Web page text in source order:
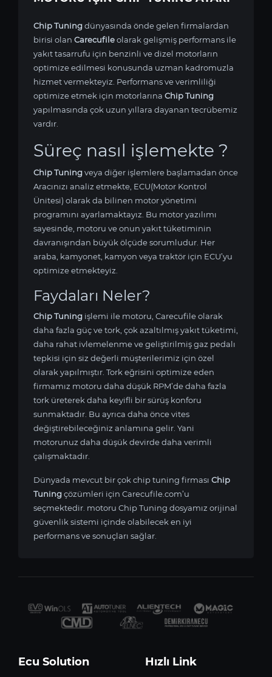
Chip Tuningdünyasında önde gelen firmalardan
birisi olan Carecufileolarak gelişmiş performans ile
yakıt tasarrufu için benzinli ve dizel motorların
optimize edilmesi konusunda uzman kadromuzla
hizmet vermekteyiz. Performans ve verimliliği
optimize etmek için motorlarına Chip Tuning
yapılmasında çok uzun yıllara dayanan tecrübemiz
vardır.
Süreç nasıl işlemekte ?
Chip Tuningveya diğer işlemlere başlamadan önce
Aracınızı analiz etmekte, ECU(Motor Kontrol
Ünitesi) olarak da bilinen motor yönetimi
programını ayarlamaktayız. Bu motor yazılımı
sayesinde, motoru ve onun yakıt tüketiminin
davranışından büyük ölçüde sorumludur. Her
araba, kamyonet, kamyon veya traktör için ECU’yu
optimize etmekteyiz.
Faydaları Neler?
Chip Tuning işlemi ile motoru, Carecufile olarak
daha fazla güç ve tork, çok azaltılmış yakıt tüketimi,
daha rahat ivlemelenme ve geliştirilmiş gaz pedalı
tepkisi için siz değerli müşterilerimiz için özel
olarak yapılmıştır. Tork eğrisini optimize eden
firmamız motoru daha düşük RPM’de daha fazla
tork üreterek daha keyifli bir sürüş konforu
sunmaktadır. Bu ayrıca daha önce vites
değiştirebileceğiniz anlamına gelir. Yani
motorunuz daha düşük devirde daha verimli
çalışmaktadır.
Dünyada mevcut bir çok chip tuning firması Chip
Tuningçözümleri için Carecufile.com’u
seçmektedir. motoru Chip Tuning dosyamız orijinal
güvenlik sistemi içinde olabilecek en iyi
performans ve sonuçları sağlar.
Ecu Solution Hızlı Link